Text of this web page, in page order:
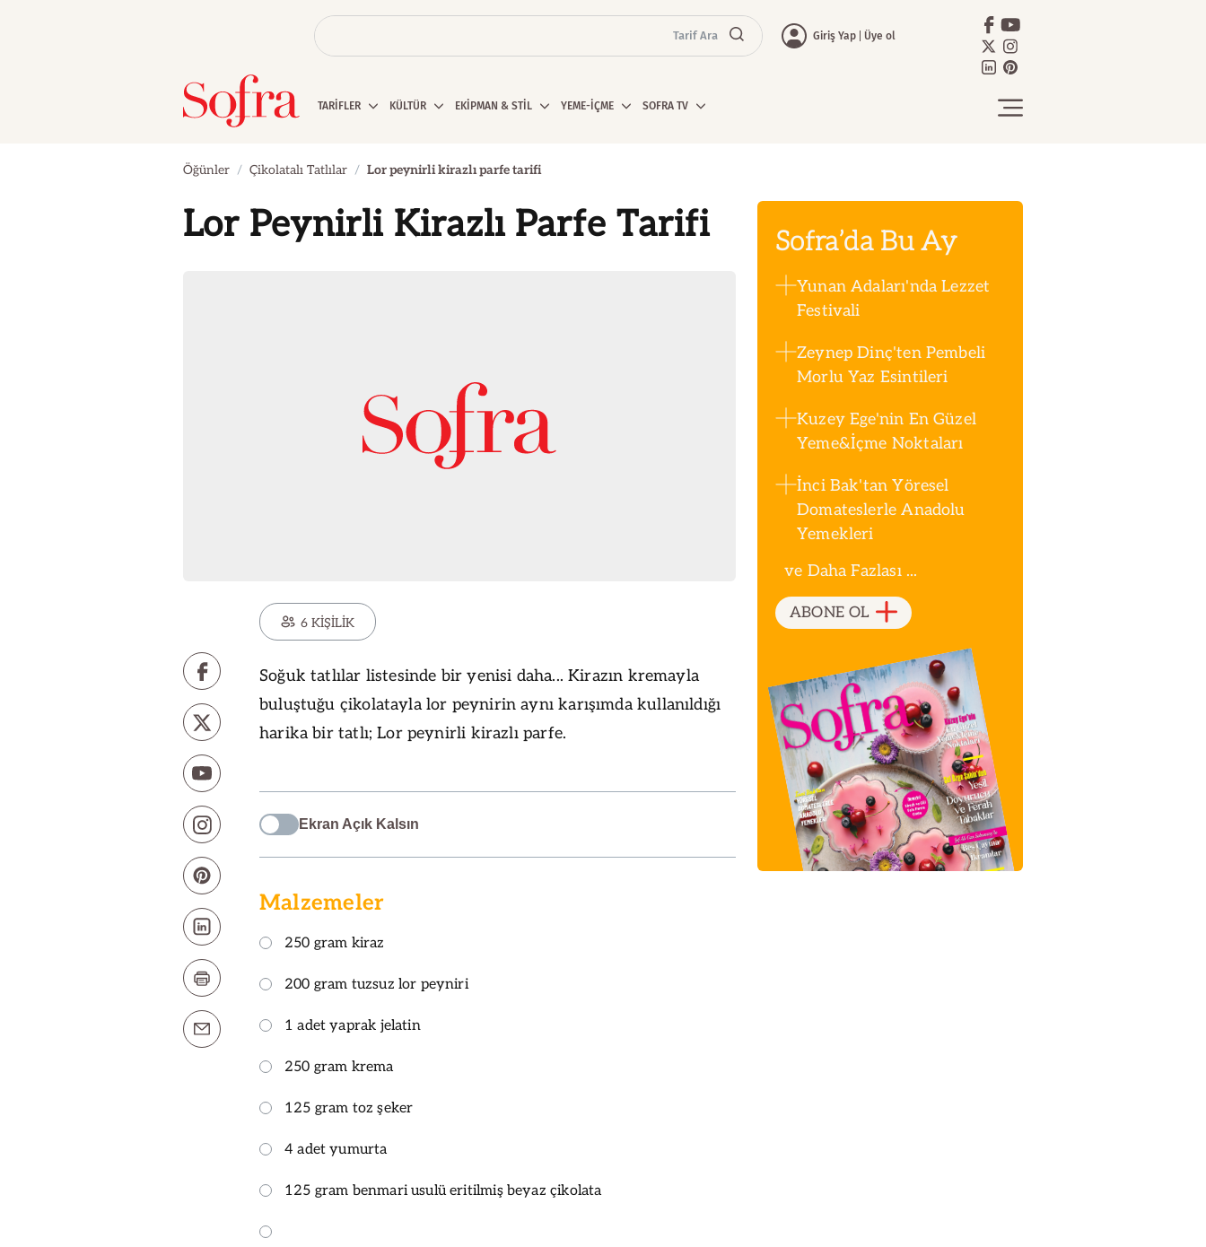
Tarif Ara Giriş Yap Üye ol
TARİFLER KÜLTÜR EKİPMAN & STİL YEME-İÇME SOFRA TV
Öğünler Çikolatalı Tatlılar Lor peynirli kirazlı parfe tarifi
Lor Peynirli Kirazlı Parfe Tarifi
6 KİŞİLİK
Soğuk tatlılar listesinde bir yenisi daha... Kirazın kremayla
buluştuğu çikolatayla lor peynirin aynı karışımda kullanıldığı
harika bir tatlı; Lor peynirli kirazlı parfe.
Ekran Açık Kalsın
Malzemeler
250 gram kiraz
200 gram tuzsuz lor peyniri
1 adet yaprak jelatin
250 gram krema
125 gram toz şeker
4 adet yumurta
125 gram benmari usulü eritilmiş beyaz çikolata
Sofra’da Bu Ay
Yunan Adaları'nda Lezzet
Festivali
Zeynep Dinç'ten Pembeli
Morlu Yaz Esintileri
Kuzey Ege'nin En Güzel
Yeme&İçme Noktaları
İnci Bak'tan Yöresel
Domateslerle Anadolu
Yemekleri
ve Daha Fazlası ...
ABONE OL